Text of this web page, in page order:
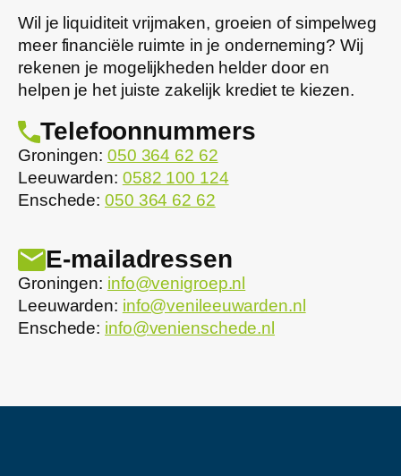
Wil je liquiditeit vrijmaken, groeien of simpelweg
meer financiële ruimte in je onderneming? Wij
rekenen je mogelijkheden helder door en
helpen je het juiste zakelijk krediet te kiezen.
Telefoonnummers
Groningen: 050 364 62 62
Leeuwarden: 0582 100 124
Enschede:050 364 62 62
E-mailadressen
Groningen: info@venigroep.nl
Leeuwarden: info@venileeuwarden.nl
Enschede: info@venienschede.nl